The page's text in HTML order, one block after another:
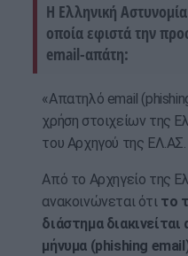
Η Ελληνική
οποία εφιστά την
email-απάτη:
«Απατηλό email
χρήση στοιχείων της
του Αρχηγού της ΕΛ.ΑΣ.
Από το Αρχηγείο της
ανακοινώνεται ότιτο
διάστημα
μήνυμα (phishing